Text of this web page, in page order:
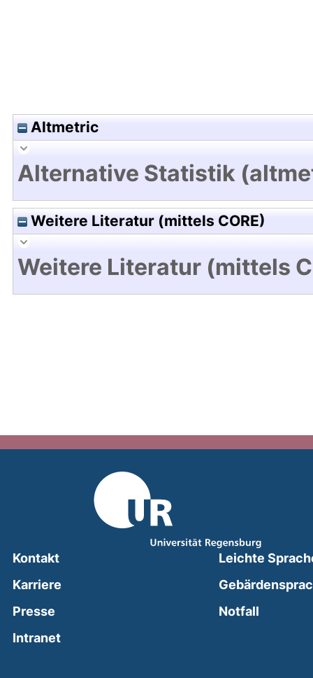
Altmetric
Alternative Statistik
Weitere Literatur (mittels CORE)
Weitere Literatur (mittels
Kontakt
Karriere
Presse
Intranet(external link, opens in a new window)
Leichte
Notfall